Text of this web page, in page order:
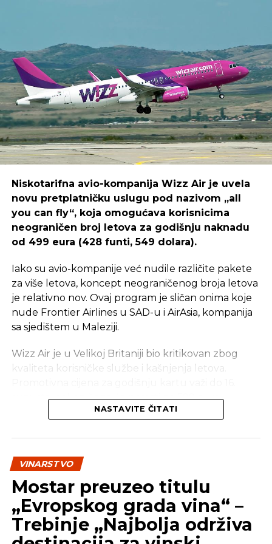
Niskotarifna avio-kompanija Wizz Air je uvela
novu pretplatničku uslugu pod nazivom „all
you can fly“, koja omogućava korisnicima
neograničen broj letova za godišnju naknadu
od 499 eura (428 funti, 549 dolara).
Iako su avio-kompanije već nudile različite pakete
za više letova, koncept neograničenog broja letova
je relativno nov. Ovaj program je sličan onima koje
nude Frontier Airlines u SAD-u i AirAsia, kompanija
sa sjedištem u Maleziji.
Wizz Air je u Velikoj Britaniji bio kritikovan zbog
kvaliteta korisničke službe i kašnjenja letova.
avgusta, nakon čega će porasti na 599 eura.
Destinacije i aerodromi
putovati do destinacija u Evropi, Sjevernoj Africi,
Bliskom istoku i Aziji, pod uslovom da rezervišu let
najmanje tri dana unaprijed i plate fiksnu naknadu
od 9,99 eura.
Wizz Air je objavio da je dostupno 10.000 pretplata,
NASTAVITE ČITATI
VINARSTVO
Mostar preuzeo titulu
„Evropskog grada vina“ –
Trebinje „Najbolja održiva